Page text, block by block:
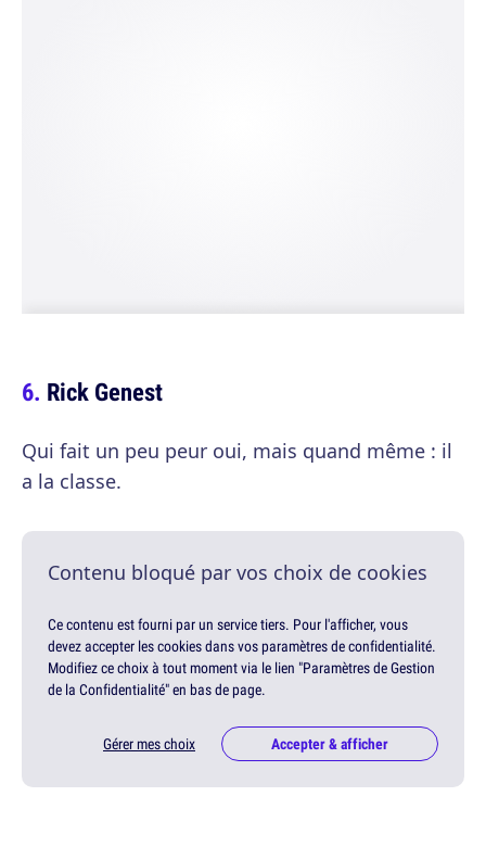
Rick Genest
Qui fait un peu peur oui, mais quand même : il
a la classe.
Contenu bloqué par vos choix de cookies
Ce contenu est fourni par un service tiers. Pour l'afficher, vous
devez accepter les cookies dans vos paramètres de confidentialité.
Modifiez ce choix à tout moment via le lien "Paramètres de Gestion
de la Confidentialité" en bas de page.
Gérer mes choix Accepter & afficher